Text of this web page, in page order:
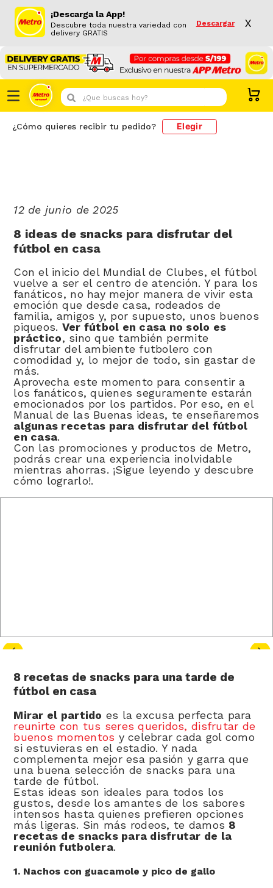
¡Descarga la App!
Descubre toda nuestra variedad con
delivery GRATIS
Descargar X
¿Que buscas hoy?
¿Cómo quieres recibir tu pedido? Elegir
12 de junio de 2025
8 ideas de snacks para disfrutar del
fútbol en casa
Con el inicio del Mundial de Clubes, el fútbol
vuelve a ser el centro de atención. Y para los
fanáticos, no hay mejor manera de vivir esta
emoción que desde casa, rodeados de
familia, amigos y, por supuesto, unos buenos
piqueos. Ver fútbol en casa no solo es
práctico, sino que también permite
disfrutar del ambiente futbolero con
comodidad y, lo mejor de todo, sin gastar de
más.
Aprovecha este momento para consentir a
los fanáticos, quienes seguramente estarán
emocionados por los partidos. Por eso, en el
Manual de las Buenas ideas, te enseñaremos
algunas recetas para disfrutar del fútbol
en casa.
Con las promociones y productos de Metro,
podrás crear una experiencia inolvidable
mientras ahorras. ¡Sigue leyendo y descubre
cómo lograrlo!.
8 recetas de snacks para una tarde de
fútbol en casa
Mirar el partido es la excusa perfecta para
reunirte con tus seres queridos, disfrutar de
buenos momentos y celebrar cada gol como
si estuvieras en el estadio. Y nada
complementa mejor esa pasión y garra que
una buena selección de snacks para una
tarde de fútbol.
Estas ideas son ideales para todos los
gustos, desde los amantes de los sabores
intensos hasta quienes prefieren opciones
más ligeras. Sin más rodeos, te damos 8
recetas de snacks para disfrutar de la
reunión futbolera.
1. Nachos con guacamole y pico de gallo